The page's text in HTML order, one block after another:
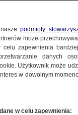
kolarski
naszepodmioty
może
zapewnienia
danych
Użytkownik może
w dowolnym
w celu zapewnienia: